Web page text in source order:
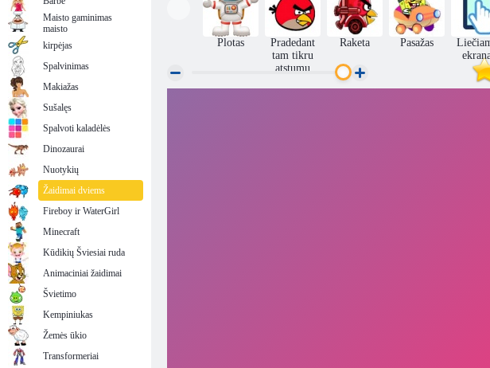
Piktų zombių
akyse
Plotas
Pradedant
tam tikru
atstumu
Raketa Pasažas
Maisto gaminimas
maisto
kirpėjas
Spalvinimas
Makiažas
Sušalęs
Spalvoti kaladėlės
Dinozaurai
Nuotykių
Žaidimai dviems
Fireboy ir WaterGirl
Minecraft
Kūdikių Šviesiai ruda
Animaciniai žaidimai
Švietimo
Kempiniukas
Žemės ūkio
Transformeriai